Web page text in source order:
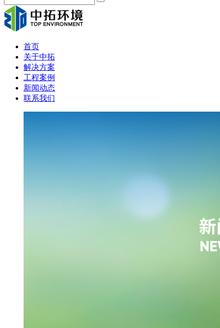
首页
关于中拓
解决方案
工程案例
新闻动态
联系我们